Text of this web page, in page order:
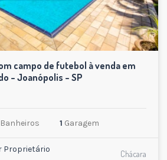
campo de futebol à venda em
– Joanópolis – SP
Banheiros 1 Garagem
Proprietário Chácara